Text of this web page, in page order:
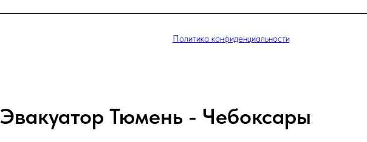
Политика конфиденциальности
Эвакуатор Тюмень - Чебоксары